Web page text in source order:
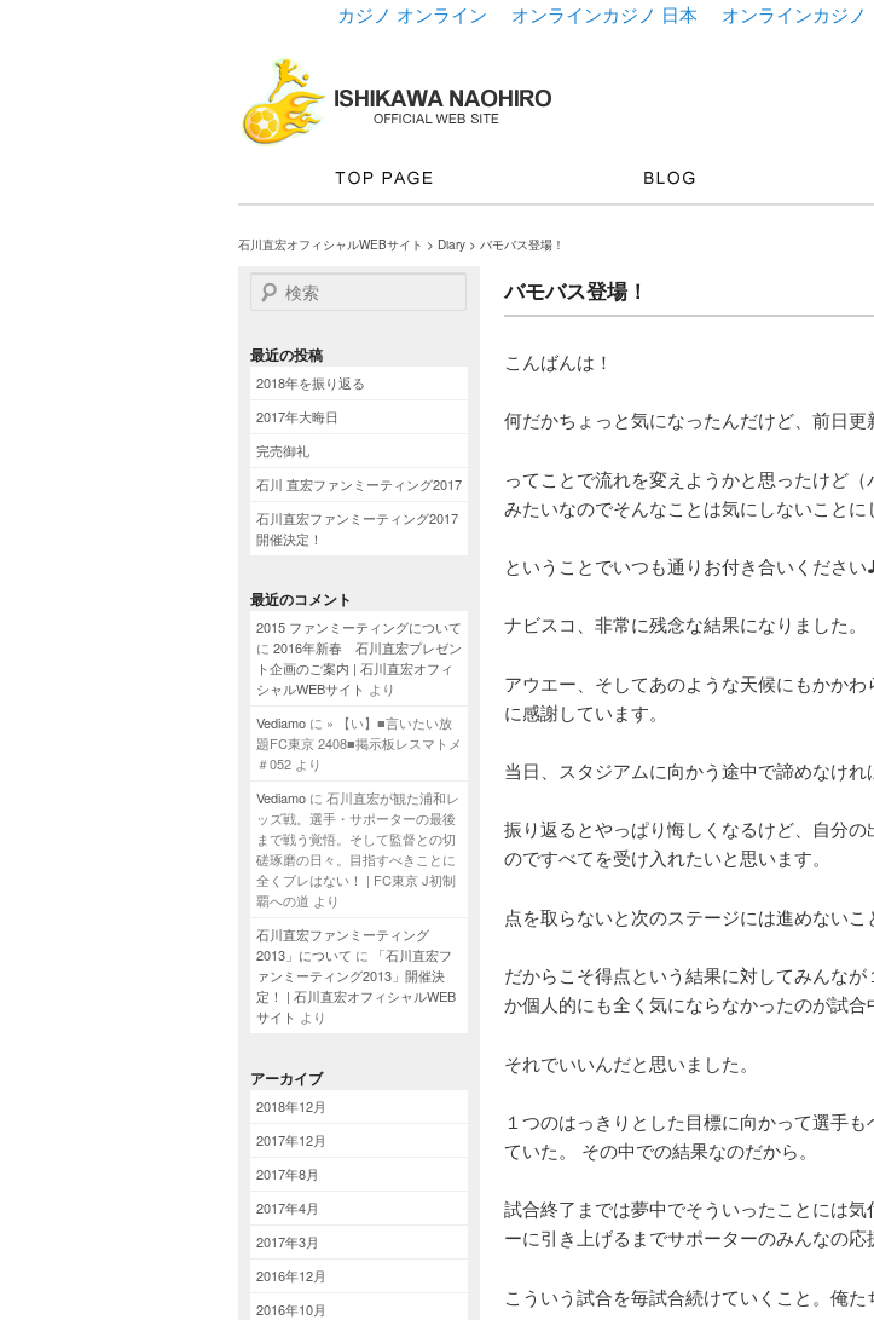
カジノ オンライン オンラインカジノ 日本 オンラインカジノ
石川直宏オフィシャルWEBサイト > Diary > バモバス登場！
検索
最近の投稿
2018年を振り返る
2017年大晦日
完売御礼
石川 直宏ファンミーティング2017
石川直宏ファンミーティング2017
開催決定！
最近のコメント
2015 ファンミーティングについて
に 2016年新春 石川直宏プレゼン
ト企画のご案内 | 石川直宏オフィ
シャルWEBサイト より
Vediamo に » 【い】■言いたい放
題FC東京 2408■掲示板レスマトメ
＃052 より
Vediamo に 石川直宏が観た浦和レ
ッズ戦。選手・サポーターの最後
まで戦う覚悟。そして監督との切
磋琢磨の日々。目指すべきことに
全くブレはない！ | FC東京 J初制
覇への道 より
石川直宏ファンミーティング
2013」について に
「石川直宏フ
ァンミーティング2013」開催決
定！ | 石川直宏オフィシャルWEB
サイト より
アーカイブ
2018年12月
2017年12月
2017年8月
2017年4月
2017年3月
2016年12月
2016年10月
バモバス登場！
こんばんは！
何だかちょっと気になったんだけど、前日
ってことで流れを変えようかと思ったけど
みたいなのでそんなことは気にしないことに
ということでいつも通りお付き合いください
ナビスコ、非常に残念な結果になりました。
アウエー、そしてあのような天候にもかか
に感謝しています。
当日、スタジアムに向かう途中で諦めなけ
振り返るとやっぱり悔しくなるけど、自分
のですべてを受け入れたいと思います。
点を取らないと次のステージには進めないこ
だからこそ得点という結果に対してみんな
か個人的にも全く気にならなかったのが試合
それでいいんだと思いました。
１つのはっきりとした目標に向かって選手
ていた。 その中での結果なのだから。
試合終了までは夢中でそういったことには
ーに引き上げるまでサポーターのみんなの応
こういう試合を毎試合続けていくこと。俺た